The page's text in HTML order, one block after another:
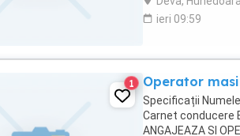
ieri 09:59
1 Operator
Specificații
Carnet conducere
ANGAJEAZA SI